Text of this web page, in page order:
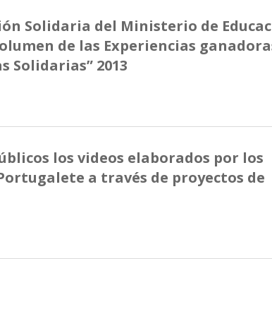
Solidaria del Ministerio de
de las Experiencias
Solidarias” 2013
los videos elaborados por los
a través de proyectos de